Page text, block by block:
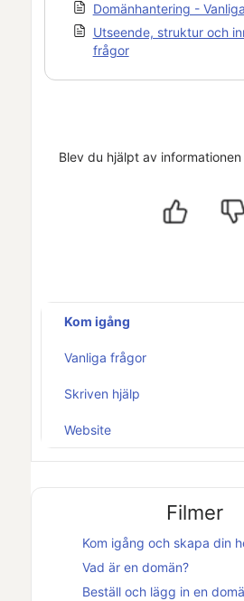
Domänhantering -
Utseende, struktur och
frågor
Blev du hjälpt av
Kom igång
Vanliga frågor
Skriven hjälp
Website
Filmer
Kom igång och skapa din
Vad är en domän?
Beställ och lägg in en